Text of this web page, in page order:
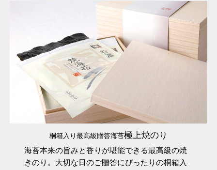
桐箱入り最高級贈答海苔極上焼のり
海苔本来の旨みと香りが堪能できる最高級の焼
きのり。大切な日のご贈答にぴったりの桐箱入